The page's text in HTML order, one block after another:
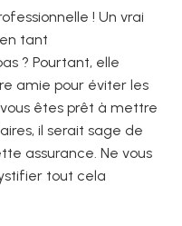
! Un vrai
tant
? Pourtant, elle
amie pour éviter les
vous êtes prêt à mettre
il serait sage de
assurance. Ne vous
tout cela